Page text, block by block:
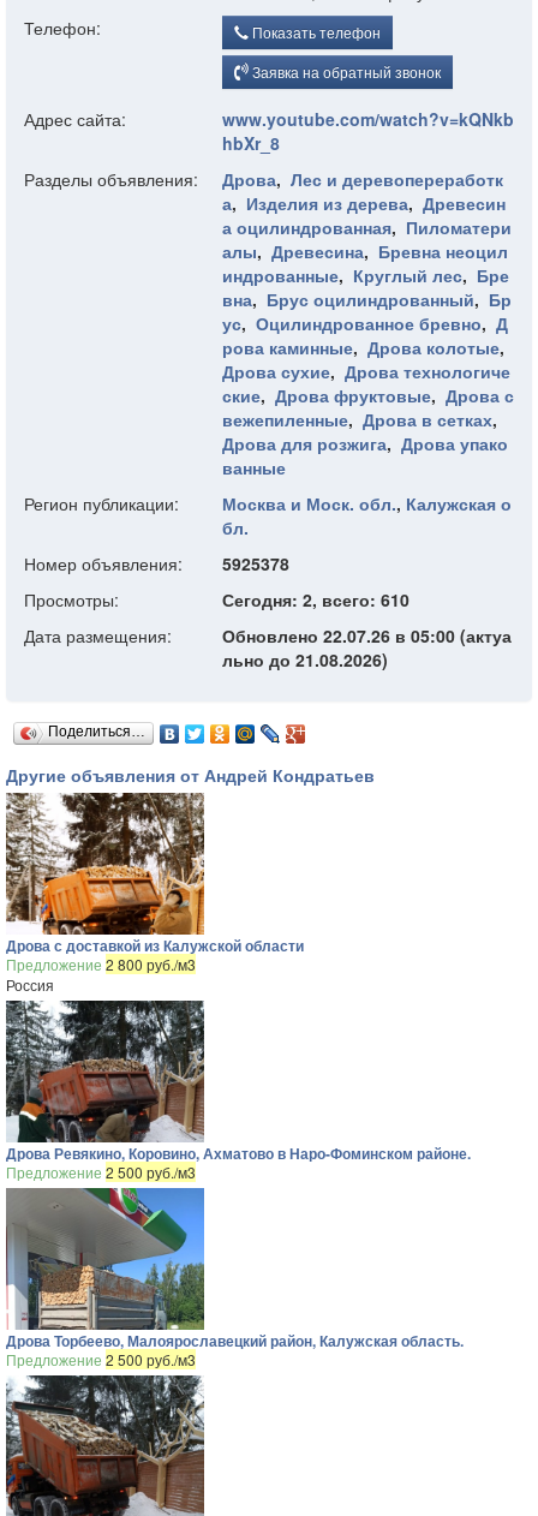
Телефон:
Показать телефон
Заявка на обратный звонок
Адрес сайта:
www.youtube.com/watch?v=kQNkb
hbXr_8
Разделы объявления:
Дрова, Лес и деревопереработк
а, Изделия из дерева, Древесин
а оцилиндрованная, Пиломатери
алы, Древесина, Бревна неоцил
индрованные, Круглый лес, Бре
вна, Брус оцилиндрованный, Бр
ус, Оцилиндрованное бревно, Д
рова каминные, Дрова колотые,
Дрова сухие, Дрова технологиче
ские, Дрова фруктовые, Дрова с
вежепиленные, Дрова в сетках,
Дрова для розжига, Дрова упако
ванные
Регион публикации:
Москва и Моск. обл., Калужская о
бл.
Номер объявления:
5925378
Просмотры:
Сегодня: 2, всего: 610
Дата размещения:
Обновлено 22.07.26 в 05:00 (актуа
льно до 21.08.2026)
Поделиться…
Другие объявления от Андрей Кондратьев
Дрова с доставкой из Калужской области
Предложение 2 800 руб./м3
Россия
Дрова Ревякино, Коровино, Ахматово в Наро-Фоминском районе.
Предложение 2 500 руб./м3
Дрова Торбеево, Малоярославецкий район, Калужская область.
Предложение 2 500 руб./м3